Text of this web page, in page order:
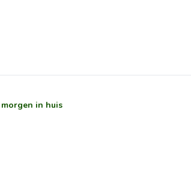
finishing touch. De greeplijst wordt aan de
morgen in huis